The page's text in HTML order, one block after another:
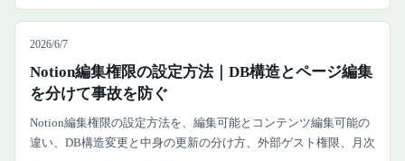
2026/6/7
Notion編集権限の設定方法｜DB構造とページ編集
を分けて事故を防ぐ
Notion編集権限の設定方法を、編集可能とコンテンツ編集可能の
違い、DB構造変更と中身の更新の分け方、外部ゲスト権限、月次